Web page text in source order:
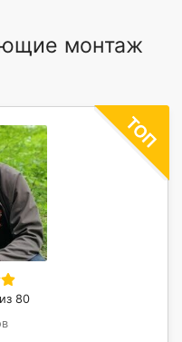
монтаж
80